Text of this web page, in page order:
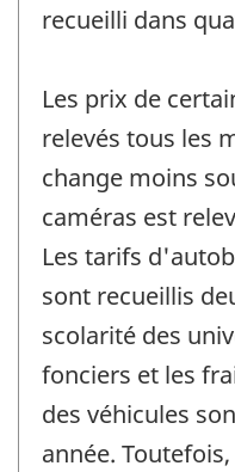
recueilli dans
Les prix de
relevés tous les
change moins
caméras est
Les tarifs
sont recueillis
scolarité des
fonciers et les
des véhicules
année.